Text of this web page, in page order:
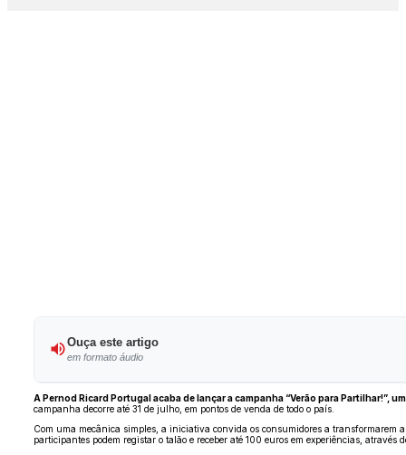
Ouça este artigo
em formato áudio
A Pernod Ricard Portugal acaba de lançar a campanha “Verão para Partilhar!”,
campanha decorre até 31 de julho, em pontos de venda de todo o país.
Com uma mecânica simples, a iniciativa convida os consumidores a transformarem
participantes podem registar o talão e receber até 100 euros em experiências, através